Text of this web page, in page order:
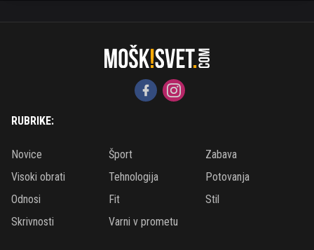
RUBRIKE:
Novice Šport
Zabava
Visoki obrati
Tehnologija
Potovanja
Odnosi
Fit
Stil
Skrivnosti
Varni v prometu